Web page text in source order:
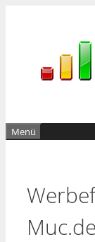
Menü
Muc.de